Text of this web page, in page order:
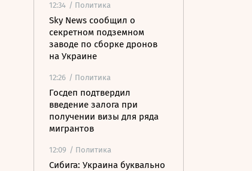
12:34 / Политика
Sky News сообщил о
секретном подземном
заводе по сборке дронов
на Украине
12:26 / Политика
Госдеп подтвердил
введение залога при
получении визы для ряда
мигрантов
12:09 / Политика
Сибига: Украина буквально